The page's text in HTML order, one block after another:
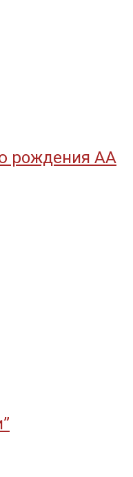
рождения АА